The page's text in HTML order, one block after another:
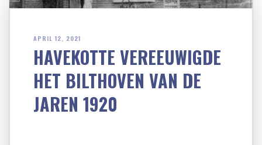
APRIL 12, 2021
HAVEKOTTE VEREEUWIGDE
HET BILTHOVEN VAN DE
JAREN 1920